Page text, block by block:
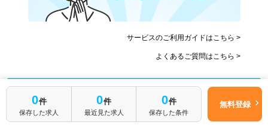
0件
保存した求人
0件
最近見た求人
0件
保存した条件
無料登録
サービスのご利用ガイドはこちら >
よくあるご質問はこちら >
求人やサービスに関する
お問い合わせはお電話も便利です